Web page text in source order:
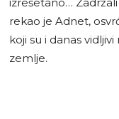
rekao je Adnet,
koji su i danas
zemlje.